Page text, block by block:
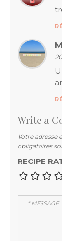
Write a
Votre adresse
obligatoires
RECIPE